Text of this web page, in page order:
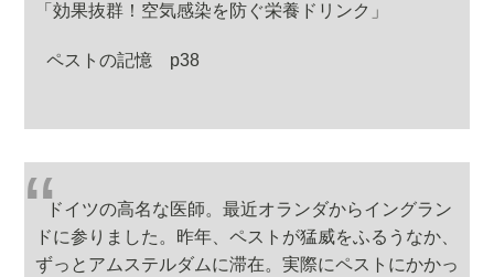
「効果抜群！空気感染を防ぐ栄養ドリンク」
ペストの記憶 p38
ドイツの高名な医師。最近オランダからイングラン
ドに参りました。昨年、ペストが猛威をふるうなか、
ずっとアムステルダムに滞在。実際にペストにかかっ